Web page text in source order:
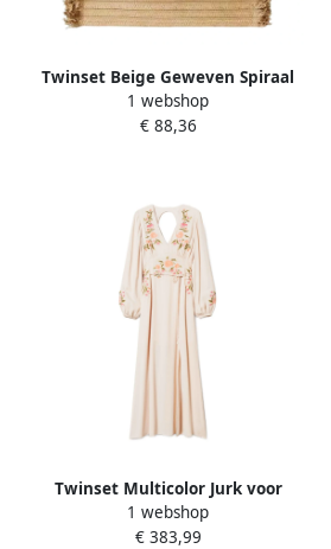
Twinset Beige Geweven Spiraal
Shopper Tas Beige Dames
1 webshop
€ 88,36
Twinset Multicolor Jurk voor
Vrouwen Beige Dames
1 webshop
€ 383,99